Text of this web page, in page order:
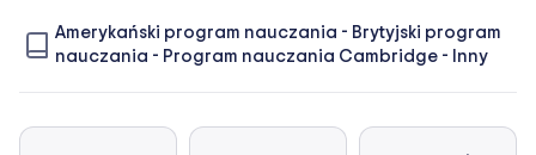
Amerykański program nauczania - Brytyjski program
nauczania - Program nauczania Cambridge - Inny